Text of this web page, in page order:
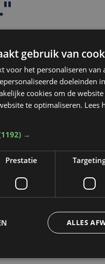
om te signeren
allemaal de deur
helaas al
ook op de
is hij nog te
gebruik van
voor het personaliseren
doeleinden
cookies om de
te optimaliseren. Lees
→
Prestatie
ALLES